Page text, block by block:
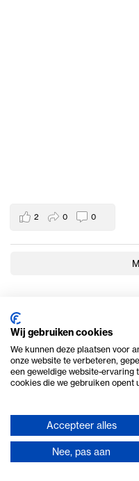
2 0 0
© 2026
Privacy
Wij gebruiken cookies
We kunnen deze plaatsen voor
onze website te verbeteren,
een geweldige website-ervaring
cookies die we gebruiken opent
Accepteer alles
Nee, pas aan